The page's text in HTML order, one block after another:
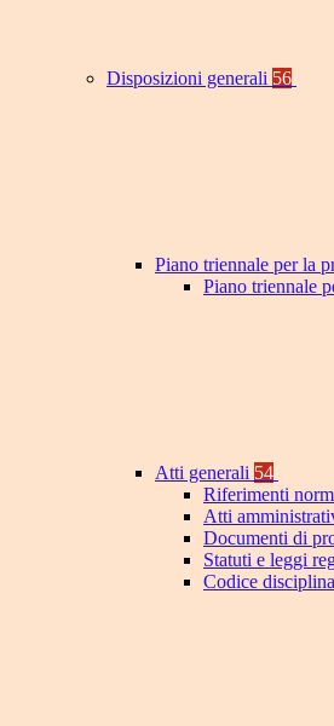
Disposizioni generali 56
Piano triennale per la
Piano triennale
Atti generali 54
Riferimenti
Atti
Documenti di
Statuti e leggi
Codice